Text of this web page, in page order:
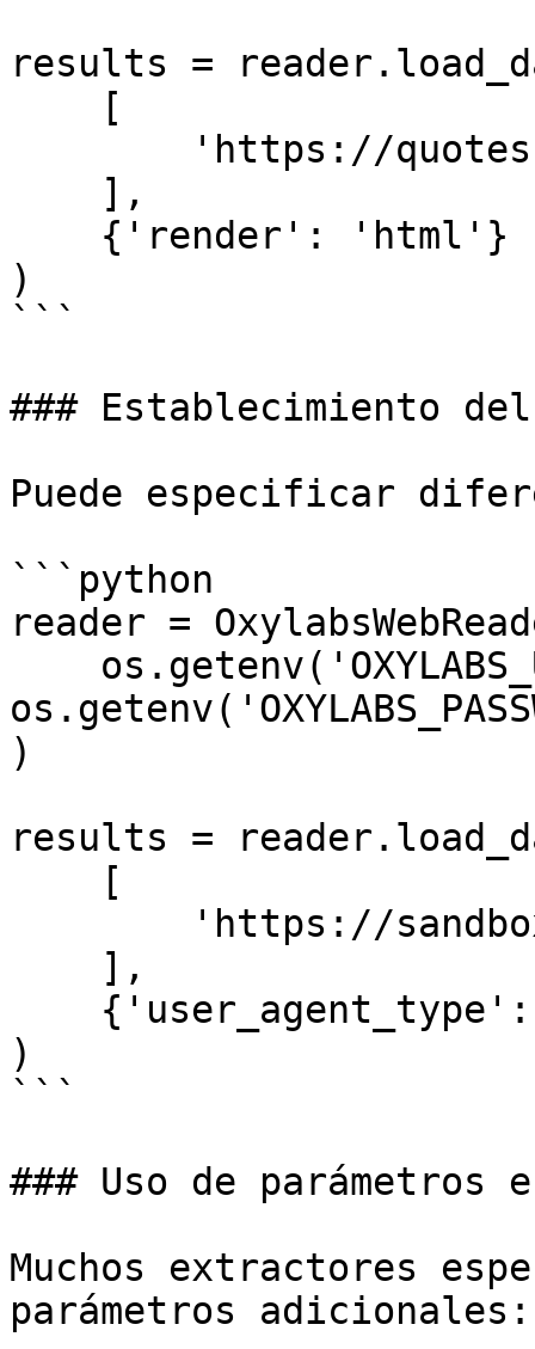
results =
)
```
### Establecimiento
Puede especificar
```python
reader =
)
results =
)
```
### Uso de
Muchos extractores
parámetros adicionales: